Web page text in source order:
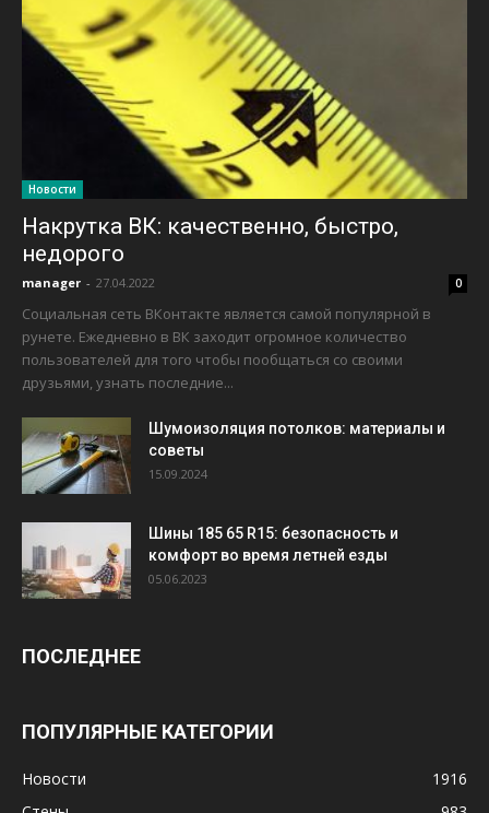
Новости
Накрутка ВК: качественно, быстро,
недорого
manager - 27.04.2022 0
Социальная сеть ВКонтакте является самой популярной в
рунете. Ежедневно в ВК заходит огромное количество
пользователей для того чтобы пообщаться со своими
друзьями, узнать последние...
Шумоизоляция потолков: материалы и
советы
15.09.2024
Шины 185 65 R15: безопасность и
комфорт во время летней езды
05.06.2023
ПОСЛЕДНЕЕ
ПОПУЛЯРНЫЕ КАТЕГОРИИ
Новости
1916